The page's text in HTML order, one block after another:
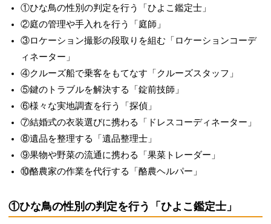
①ひな鳥の性別の判定を行う「ひよこ鑑定士」
②庭の管理や手入れを行う「庭師」
③ロケーション撮影の段取りを組む「ロケーションコーデ
ィネーター」
④クルーズ船で乗客をもてなす「クルーズスタッフ」
⑤鍵のトラブルを解決する「錠前技師」
⑥様々な実地調査を行う「探偵」
⑦結婚式の衣装選びに携わる「ドレスコーディネーター」
⑧遺品を整理する「遺品整理士」
⑨果物や野菜の流通に携わる「果菜トレーダー」
⑩酪農家の作業を代行する「酪農ヘルパー」
①ひな鳥の性別の判定を行う「ひよこ鑑定士」